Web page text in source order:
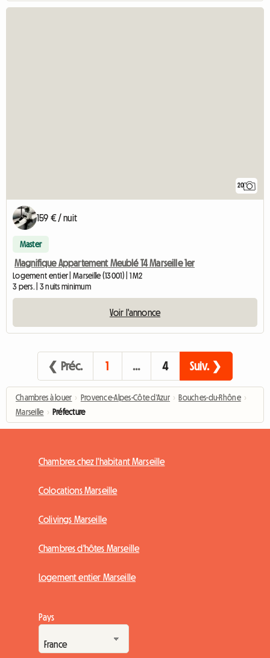
20
159 € / nuit
Master
Magnifique Appartement Meublé T4 Marseille 1er
Logement entier | Marseille (13001) | 1 M2
3 pers. | 3 nuits minimum
Voir l'annonce
❮ Préc. 1 … 4 Suiv. ❯
Chambres à louer › Provence-Alpes-Côte d'Azur › Bouches-du-Rhône ›
Marseille › Préfecture
Chambres chez l'habitant Marseille
Colocations Marseille
Colivings Marseille
Chambres d'hôtes Marseille
Logement entier Marseille
Pays